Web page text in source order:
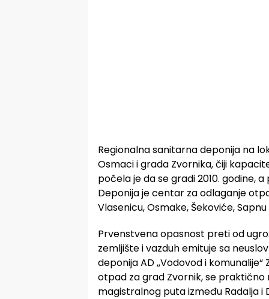
Regionalna sanitarna deponija na
Osmaci i grada Zvornika, čiji
počela je da se gradi 2010. godine,
Deponija je centar za odlaganje
Vlasenicu, Osmake, Šekoviće,
Prvenstvena opasnost preti od
zemljište i vazduh emituje sa
deponija AD ,,Vodovod i
otpad za grad Zvornik, se praktično
magistralnog puta između Radalja i